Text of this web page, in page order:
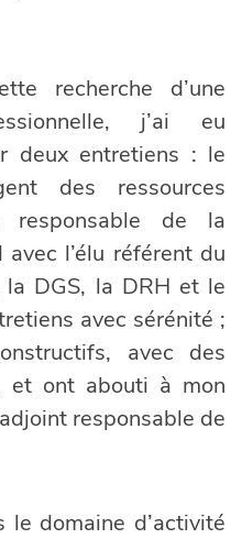
recherche d’une
j’ai eu
deux entretiens : le
des ressources
responsable de la
l’élu référent du
la DGS, la DRH et le
avec sérénité ;
avec des
et ont abouti à mon
responsable de
le domaine d’activité